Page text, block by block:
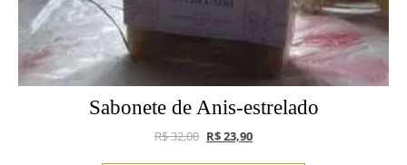
Sabonete de Anis-estrelado
R$32,00 O preço original era: R$ 32,00.
R$23,90O preço atual é: R$ 23,90.